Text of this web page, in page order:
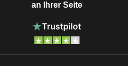
an Ihrer Seite